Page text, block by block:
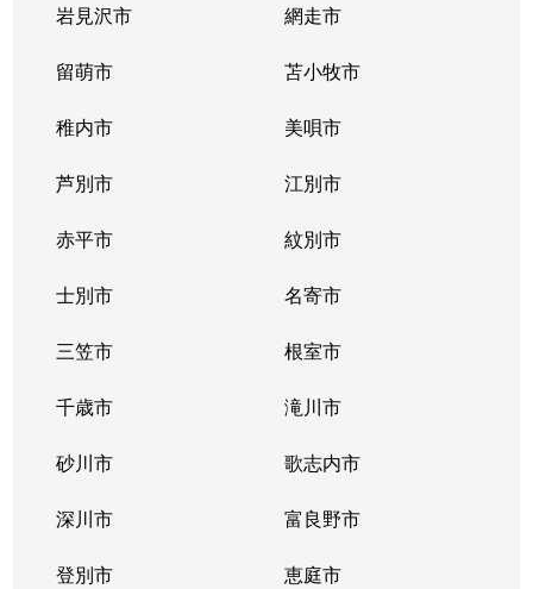
岩見沢市 網走市
留萌市 苫小牧市
稚内市 美唄市
芦別市 江別市
赤平市 紋別市
士別市 名寄市
三笠市 根室市
千歳市 滝川市
砂川市 歌志内市
深川市 富良野市
登別市 恵庭市